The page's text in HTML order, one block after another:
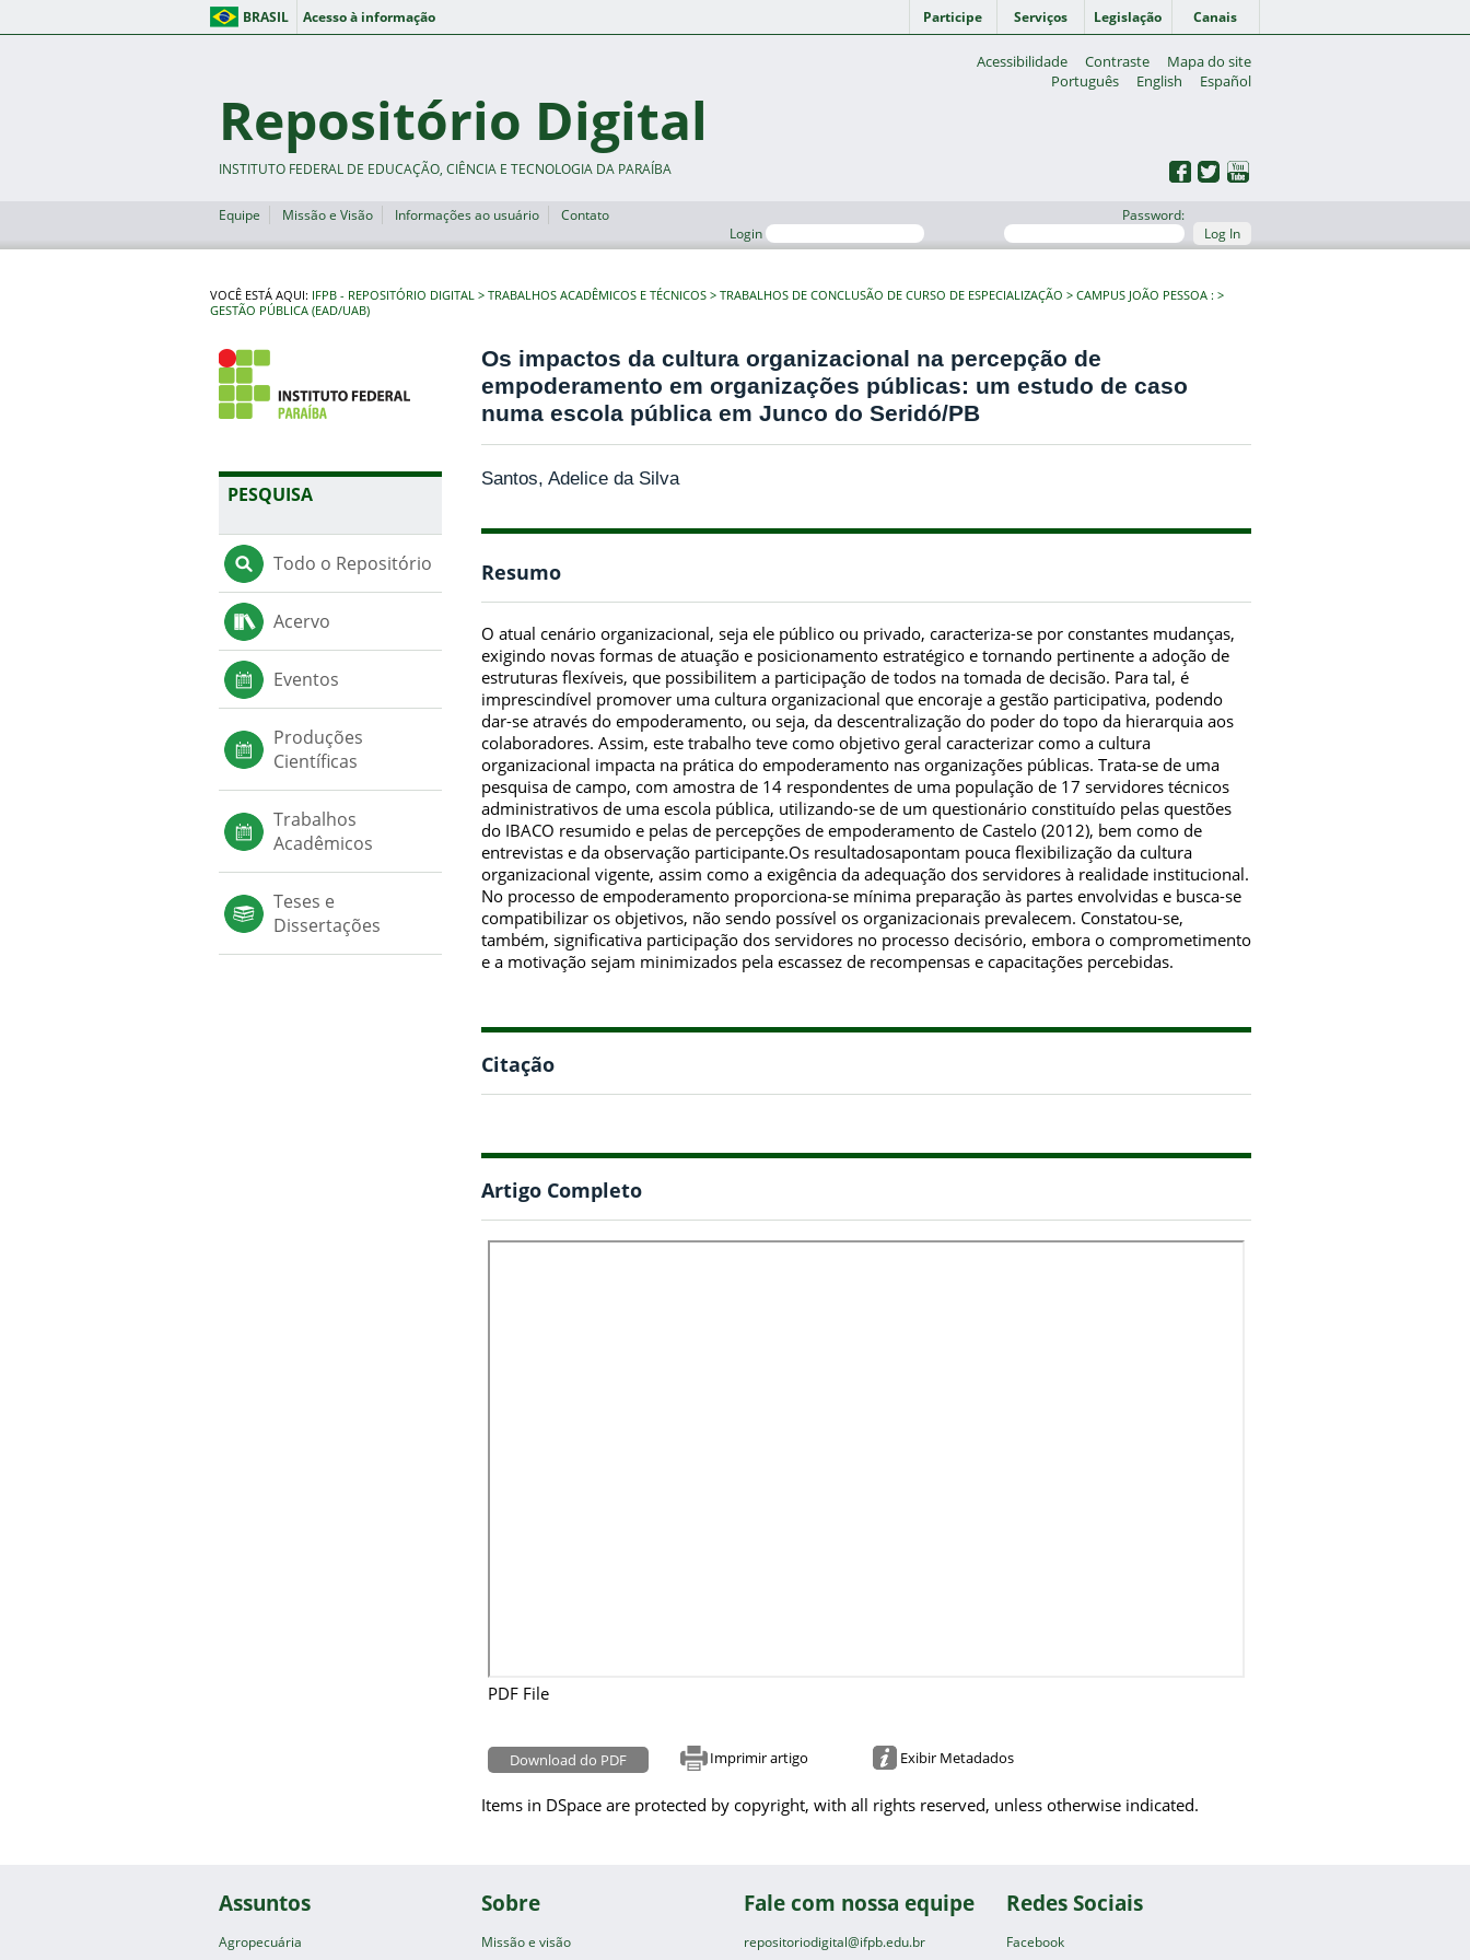
BRASIL Acesso à informação Participe Serviços Legislação Canais
Acessibilidade Contraste
Mapa do site
Português
English Español
Repositório Digital
INSTITUTO FEDERAL DE EDUCAÇÃO, CIÊNCIA E TECNOLOGIA DA PARAÍBA
Equipe Missão e Visão Informações ao usuário
Contato
Login
Password:
Log In
VOCÊ ESTÁ AQUI: IFPB - REPOSITÓRIO DIGITAL TRABALHOS ACADÊMICOS E TÉCNICOS TRABALHOS DE CONCLUSÃO DE CURSO DE ESPECIALIZAÇÃO
CAMPUS JOÃO PESSOA :
GESTÃO PÚBLICA (EAD/UAB)
PESQUISA
Todo o Repositório
Acervo
Eventos
Produções
Científicas
Trabalhos
Acadêmicos
Teses e
Dissertações
Os impactos da cultura organizacional na percepção de
empoderamento em organizações públicas: um estudo de caso
numa escola pública em Junco do Seridó/PB
Santos, Adelice da Silva
Resumo
O atual cenário organizacional, seja ele público ou privado, caracteriza-se por constantes mudanças,
exigindo novas formas de atuação e posicionamento estratégico e tornando pertinente a adoção de
estruturas flexíveis, que possibilitem a participação de todos na tomada de decisão. Para tal, é
imprescindível promover uma cultura organizacional que encoraje a gestão participativa, podendo
dar-se através do empoderamento, ou seja, da descentralização do poder do topo da hierarquia aos
colaboradores. Assim, este trabalho teve como objetivo geral caracterizar como a cultura
organizacional impacta na prática do empoderamento nas organizações públicas. Trata-se de uma
pesquisa de campo, com amostra de 14 respondentes de uma população de 17 servidores técnicos
administrativos de uma escola pública, utilizando-se de um questionário constituído pelas questões
do IBACO resumido e pelas de percepções de empoderamento de Castelo (2012), bem como de
entrevistas e da observação participante.Os resultadosapontam pouca flexibilização da cultura
organizacional vigente, assim como a exigência da adequação dos servidores à realidade institucional.
No processo de empoderamento proporciona-se mínima preparação às partes envolvidas e busca-se
compatibilizar os objetivos, não sendo possível os organizacionais prevalecem. Constatou-se,
também, significativa participação dos servidores no processo decisório, embora o comprometimento
e a motivação sejam minimizados pela escassez de recompensas e capacitações percebidas.
Citação
Artigo Completo
PDF File
Download do PDF Imprimir artigo Exibir Metadados
Items in DSpace are protected by copyright, with all rights reserved, unless otherwise indicated.
Assuntos
Agropecuária
Sobre
Missão e visão
Fale com nossa equipe
repositoriodigital@ifpb.edu.br
Redes Sociais
Facebook